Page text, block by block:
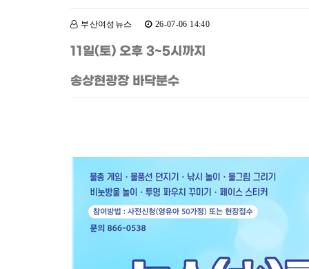
부산여성뉴스 26-07-06 14:40
11일(토) 오후 3~5시까지
송상현광장 바닥분수